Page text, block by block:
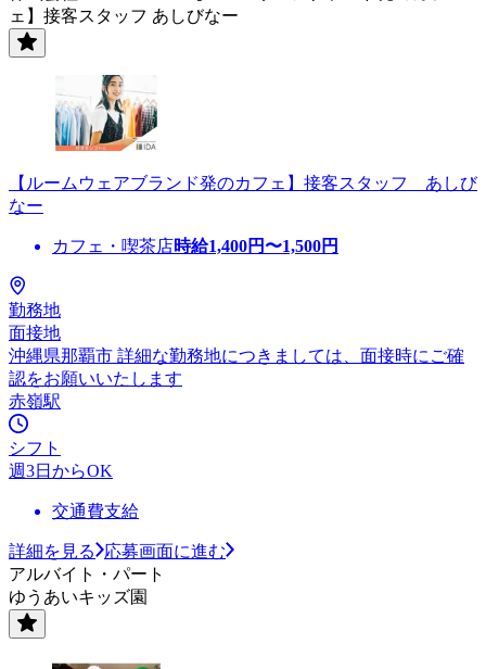
ェ】接客スタッフ あしびなー
【ルームウェアブランド発のカフェ】接客スタッフ あしび
なー
カフェ・喫茶店時給1,400円〜1,500円
勤務地
面接地
沖縄県那覇市 詳細な勤務地につきましては、面接時にご確
認をお願いいたします
赤嶺駅
シフト
週3日からOK
交通費支給
詳細を見る
応募画面に進む
アルバイト・パート
ゆうあいキッズ園